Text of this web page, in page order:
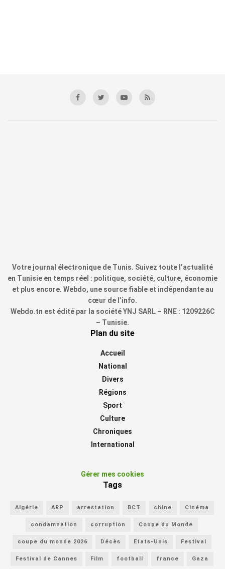
Votre journal électronique de Tunis. Suivez toute l’actualité
en Tunisie en temps réel : politique, société, culture, économie
et plus encore. Webdo, une source fiable et indépendante au
cœur de l’info.
Webdo.tn est édité par la société YNJ SARL – RNE : 1209226C
– Tunisie.
Plan du site
Accueil
National
Divers
Régions
Sport
Culture
Chroniques
International
Gérer mes cookies
Tags
Algérie ARP arrestation BCT chine Cinéma
condamnation corruption Coupe du Monde
coupe du monde 2026 Décès Etats-Unis Festival
Festival de Cannes Film football france Gaza